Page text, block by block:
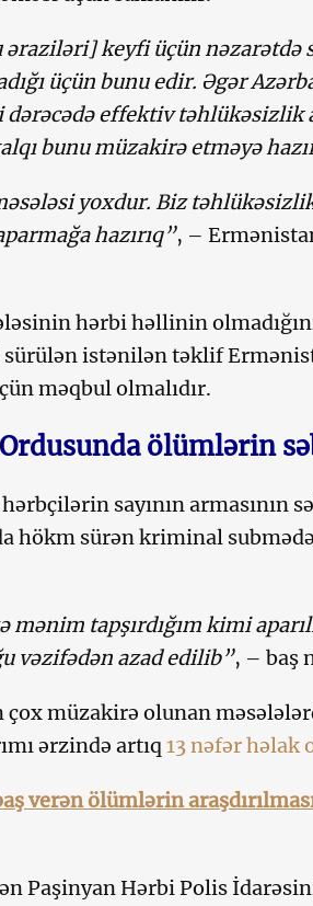
əraziləri] keyfi üçün nəzarətdə
üçün bunu edir. Əgər
dərəcədə effektiv
bunu müzakirə etməyə
yoxdur. Biz
hazırıq”, –
hərbi həllinin
istənilən təklif
məqbul olmalıdır.
ölümlərin
sayının armasının
hökm sürən kriminal
mənim tapşırdığım kimi
vəzifədən azad edilib”, – baş
çox müzakirə olunan
ərzində artıq 13 nəfər həlak
verən ölümlərin
Paşinyan Hərbi Polis